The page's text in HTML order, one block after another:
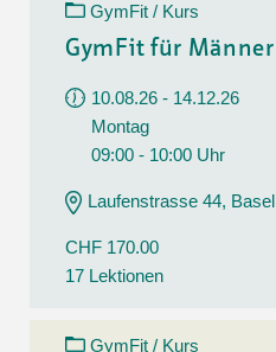
GymFit / Kurs
GymFit für Männer
10.08.26 - 14.12.26
Montag
09:00 - 10:00 Uhr
Laufenstrasse 44, Basel
CHF 170.00
17 Lektionen
GymFit / Kurs